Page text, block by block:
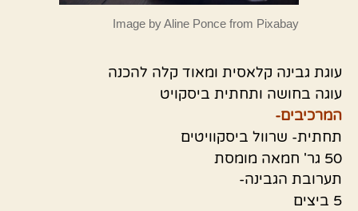
Image by Aline Ponce from Pixabay
עוגת גבינה קלאסית ומאוד קלה להכנה
עוגה בחושה ותחתית ביסקויט
המרכיבים-
תחתית- שרוול ביסקוויטים
50 גר' חמאה מומסת
תערובת הגבינה-
5 ביצים